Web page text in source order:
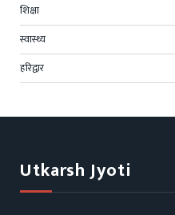
शिक्षा
स्वास्थ्य
हरिद्वार
Utkarsh Jyoti